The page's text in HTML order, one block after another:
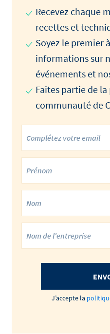
Recevez chaque
recettes et
Soyez le premier
informations sur
événements et
Faites partie de
communauté de
J’accepte la